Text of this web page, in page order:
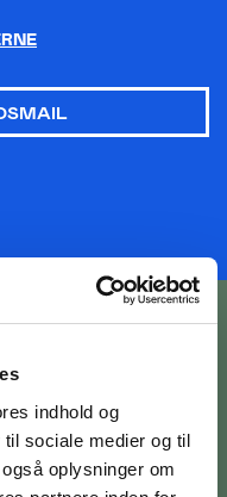
indhold og
sociale medier og til
oplysninger om